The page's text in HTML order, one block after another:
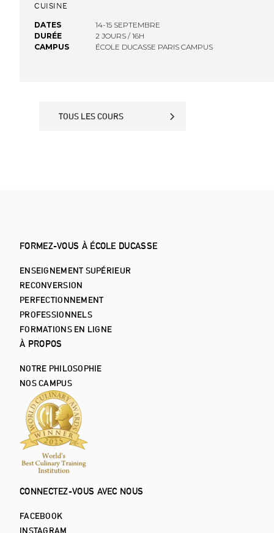
CUISINE
DATES
14-15 SEPTEMBRE
DURÉE
2 JOURS / 16H
CAMPUS
ÉCOLE DUCASSE PARIS CAMPUS
TOUS LES COURS
FORMEZ-VOUS À ÉCOLE DUCASSE
ENSEIGNEMENT SUPÉRIEUR
RECONVERSION
PERFECTIONNEMENT
PROFESSIONNELS
FORMATIONS EN LIGNE
À PROPOS
NOTRE PHILOSOPHIE
NOS CAMPUS
CONNECTEZ-VOUS AVEC NOUS
FACEBOOK
INSTAGRAM